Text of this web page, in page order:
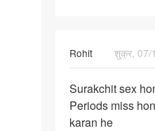
Rohit
शुक्र, 07/
Surakchit
sex
hone
Surakchit sex
Periods miss
karan he